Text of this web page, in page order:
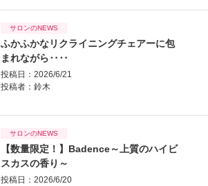
サロンのNEWS
ふかふかなリクライニングチェアーに包
まれながら‥‥
投稿日：2026/6/21
投稿者： 鈴木
サロンのNEWS
【数量限定！】Badence～上質のハイビ
スカスの香り～
投稿日：2026/6/20